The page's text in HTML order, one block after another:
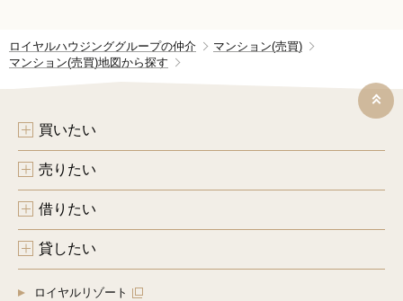
ロイヤルハウジンググループの仲介
マンション(売買)
マンション(売買)地図から探す
買いたい
売りたい
借りたい
貸したい
ロイヤルリゾート